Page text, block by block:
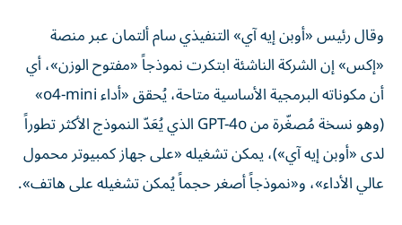
وقال رئيس «أوبن إيه آي» التنفيذي سام ألتمان عبر منصة
«إكس» إن الشركة الناشئة ابتكرت نموذجاً «مفتوح الوزن»، أي
أن مكوناته البرمجية الأساسية متاحة، يُحقق «أداء o4-mini»
(وهو نسخة مُصغّرة من GPT-4o الذي يُعَدّ النموذج الأكثر تطوراً
لدى «أوبن إيه آي»)، يمكن تشغيله «على جهاز كمبيوتر محمول
عالي الأداء»، و«نموذجاً أصغر حجماً يُمكن تشغيله على هاتف».